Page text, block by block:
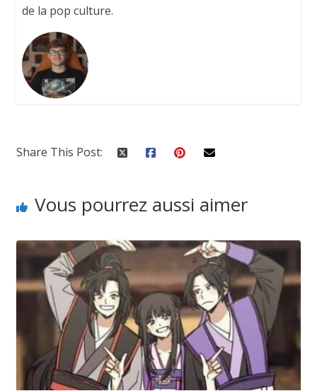
de la pop culture.
Share This Post:
Vous pourrez aussi aimer